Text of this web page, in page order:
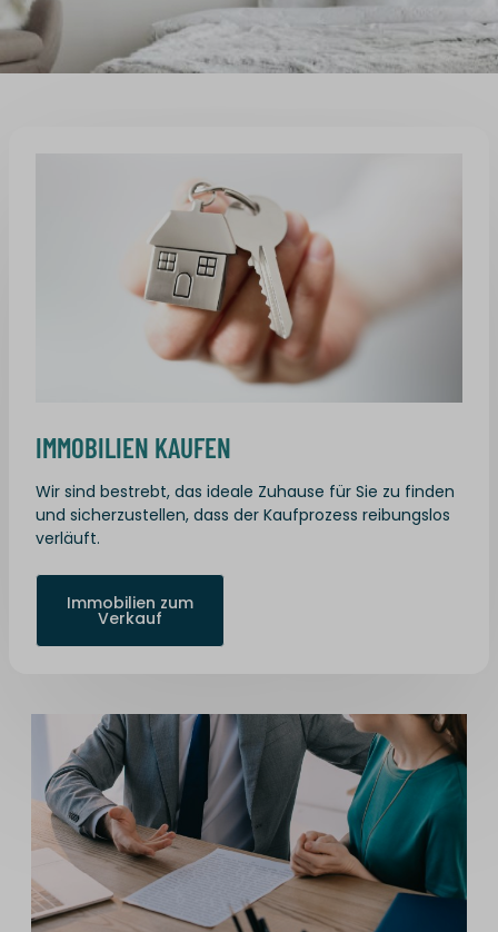
IMMOBILIEN KAUFEN
Wir sind bestrebt, das ideale Zuhause für Sie zu finden
und sicherzustellen, dass der Kaufprozess reibungslos
verläuft.
Immobilien zum
Verkauf